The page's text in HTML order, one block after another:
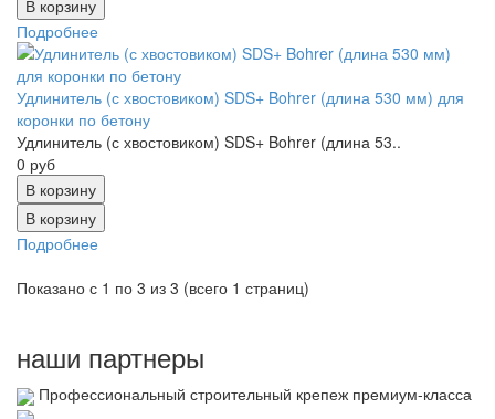
Подробнее
Удлинитель (с хвостовиком) SDS+ Bohrer (длина 530 мм) для
коронки по бетону
Удлинитель (с хвостовиком) SDS+ Bohrer (длина 53..
0 руб
В корзину
Подробнее
Показано с 1 по 3 из 3 (всего 1 страниц)
наши партнеры
Профессиональный строительный крепеж премиум-класса